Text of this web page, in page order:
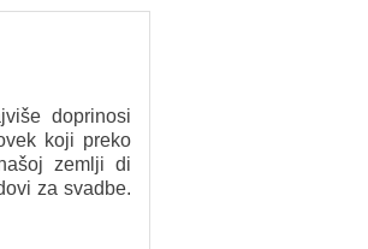
doprinosi
koji preko
zemlji di
za svadbe.